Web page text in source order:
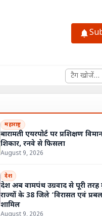
साइट में खोजें
महाराष्ट्र
बारामती एयरपोर्ट पर प्रशिक्षण
शिकार, रनवे से फिसला
August 9, 2026
देश
देश अब वामपंथ उग्रवाद से पूरी
राज्यों के 38 जिले ‘विरासत एवं
शामिल